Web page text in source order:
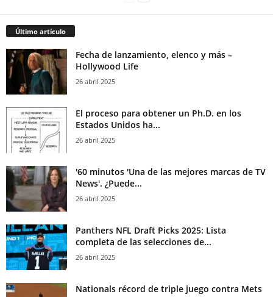
Último artículo
Fecha de lanzamiento, elenco y más –
Hollywood Life
26 abril 2025
El proceso para obtener un Ph.D. en los
Estados Unidos ha...
26 abril 2025
'60 minutos 'Una de las mejores marcas de TV
News'. ¿Puede...
26 abril 2025
Panthers NFL Draft Picks 2025: Lista
completa de las selecciones de...
26 abril 2025
Nationals récord de triple juego contra Mets